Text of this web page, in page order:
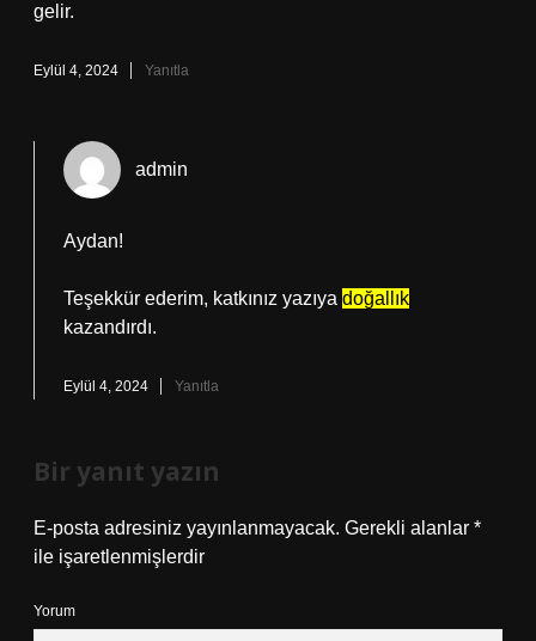
gelir.
Eylül 4, 2024 Yanıtla
admin
Aydan!
Teşekkür ederim, katkınız yazıya doğallık
kazandırdı.
Eylül 4, 2024 Yanıtla
Bir yanıt yazın
E-posta adresiniz yayınlanmayacak. Gerekli alanlar *
ile işaretlenmişlerdir
Yorum